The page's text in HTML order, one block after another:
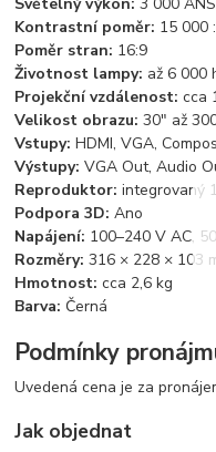
Kontrastní poměr: 15 000
Poměr stran: 16:9
Životnost lampy: až 6 000
Projekční vzdálenost: cca
Velikost obrazu: 30" až
Vstupy: HDMI, VGA,
Výstupy: VGA Out, Audio
Reproduktor: integrovaný
Podpora 3D: Ano
Napájení: 100–240 V AC,
Rozměry: 316 × 228 × 103
Hmotnost: cca 2,6 kg
Barva: Černá
Podmínky
Uvedená cena je za
Jak objednat